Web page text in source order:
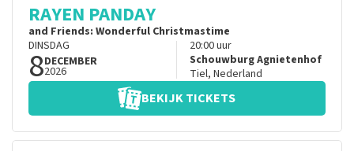
RAYEN PANDAY
and Friends: Wonderful Christmastime
DINSDAG
8DECEMBER
2026
20:00uur
Schouwburg Agnietenhof
Tiel, Nederland
BEKIJK TICKETS